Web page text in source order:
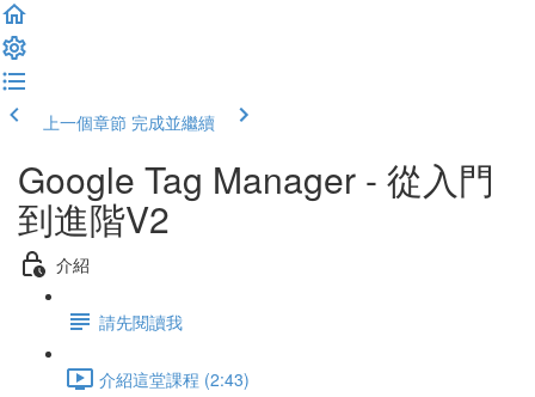
上一個章節 完成並繼續
Google Tag Manager - 從入門
到進階V2
介紹
請先閱讀我
介紹這堂課程 (2:43)